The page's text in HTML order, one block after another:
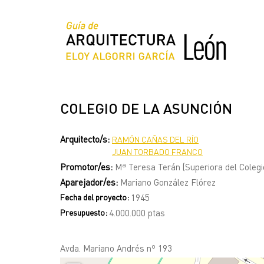
COLEGIO DE LA ASUNCIÓN
Arquitecto/s: RAMÓN CAÑAS DEL RÍO
JUAN TORBADO FRANCO
Promotor/es: Mª Teresa Terán (Superiora del
Aparejador/es: Mariano González Flórez
Fecha del proyecto: 1945
Presupuesto: 4.000.000 ptas
Avda. Mariano Andrés nº 193